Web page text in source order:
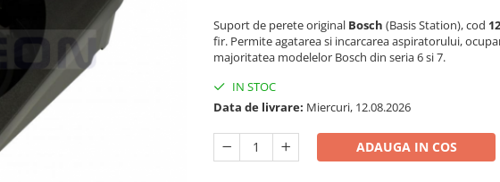
Suport de perete original Bosch (Basis Station), cod
fir. Permite agatarea si incarcarea aspiratorului,
majoritatea modelelor Bosch din seria 6 si 7.
IN STOC
Data de livrare: Miercuri, 12.08.2026
ADAUGA IN COS